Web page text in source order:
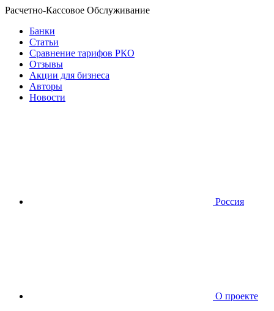
Расчетно-Кассовое Обслуживание
Банки
Статьи
Сравнение тарифов РКО
Отзывы
Акции для бизнеса
Авторы
Новости
Россия
О проекте